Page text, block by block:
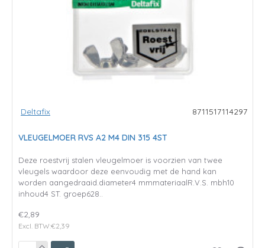
Deltafix 8711517114297
VLEUGELMOER RVS A2 M4 DIN 315 4ST
Deze roestvrij stalen vleugelmoer is voorzien van twee
vleugels waardoor deze eenvoudig met de hand kan
worden aangedraaid.diameter4 mmmateriaalR.V.S. mbh10
inhoud4 ST. groep628..
€2,89
Excl. BTW:€2,39